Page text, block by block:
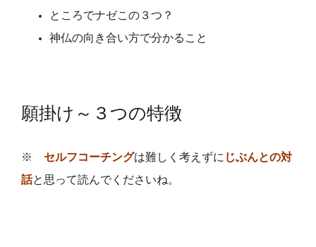
ところでナゼこの３つ？
神仏の向き合い方で分かること
願掛け～３つの特徴
※ セルフコーチングは難しく考えずに じぶんとの対
話と思って読んでくださいね。